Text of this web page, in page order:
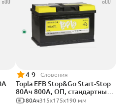
4.9 Словения
Topla EFB Stop&Go Start-Stop
80Ач 800А, ОП, стандартные
клеммы315x175x190 мм
80Ач